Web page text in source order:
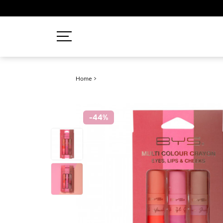
Home >
-44%
Palette
Solaire
Brumes
Blush
Rouge à Lèvres